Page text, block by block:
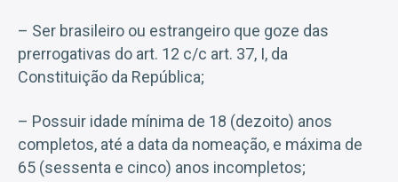
– Ser brasileiro ou estrangeiro que goze das
prerrogativas do art. 12 c/c art. 37, I, da
Constituição da República;
– Possuir idade mínima de 18 (dezoito) anos
completos, até a data da nomeação, e máxima de
65 (sessenta e cinco) anos incompletos;